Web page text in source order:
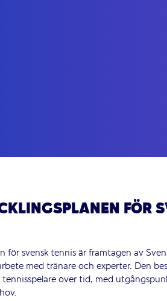
FÖR
för svensk tennis är framtagen av
med tränare och experter. Den
tennisspelare över tid, med